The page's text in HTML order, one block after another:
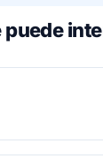
puede